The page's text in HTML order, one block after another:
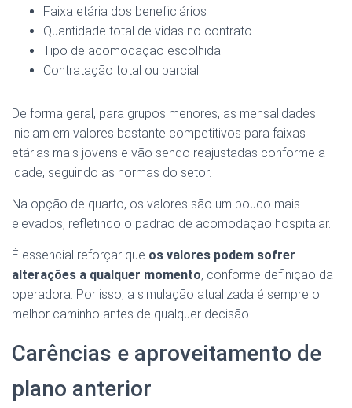
Faixa etária dos beneficiários
Quantidade total de vidas no contrato
Tipo de acomodação escolhida
Contratação total ou parcial
De forma geral, para grupos menores, as mensalidades
iniciam em valores bastante competitivos para faixas
etárias mais jovens e vão sendo reajustadas conforme a
idade, seguindo as normas do setor.
Na opção de quarto, os valores são um pouco mais
elevados, refletindo o padrão de acomodação hospitalar.
É essencial reforçar que os valores podem sofrer
alterações a qualquer momento, conforme definição da
operadora. Por isso, a simulação atualizada é sempre o
melhor caminho antes de qualquer decisão.
Carências e aproveitamento de
plano anterior